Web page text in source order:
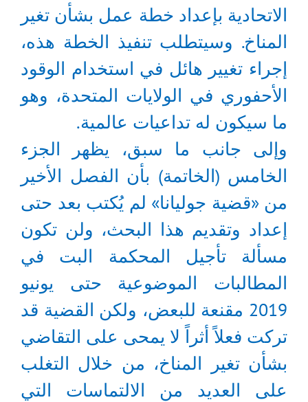
الاتحادية بإعداد خطة عمل بشأن تغير
المناخ. وسيتطلب تنفيذ الخطة هذه،
إجراء تغيير هائل في استخدام الوقود
الأحفوري في الولايات المتحدة، وهو
ما سيكون له تداعيات عالمية.
وإلى جانب ما سبق، يظهر الجزء
الخامس (الخاتمة) بأن الفصل الأخير
من «قضية جوليانا» لم يُكتب بعد حتى
إعداد وتقديم هذا البحث، ولن تكون
مسألة تأجيل المحكمة البت في
المطالبات الموضوعية حتى يونيو
2019 مقنعة للبعض، ولكن القضية قد
تركت فعلاً أثراً لا يمحى على التقاضي
بشأن تغير المناخ، من خلال التغلب
على العديد من الالتماسات التي